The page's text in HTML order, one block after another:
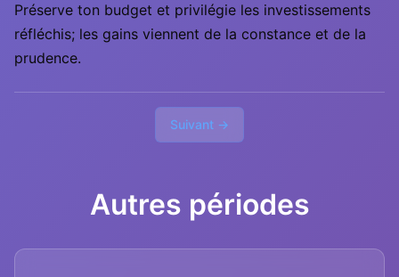
Préserve ton budget et privilégie les investissements
réfléchis; les gains viennent de la constance et de la
prudence.
Suivant →
Autres périodes